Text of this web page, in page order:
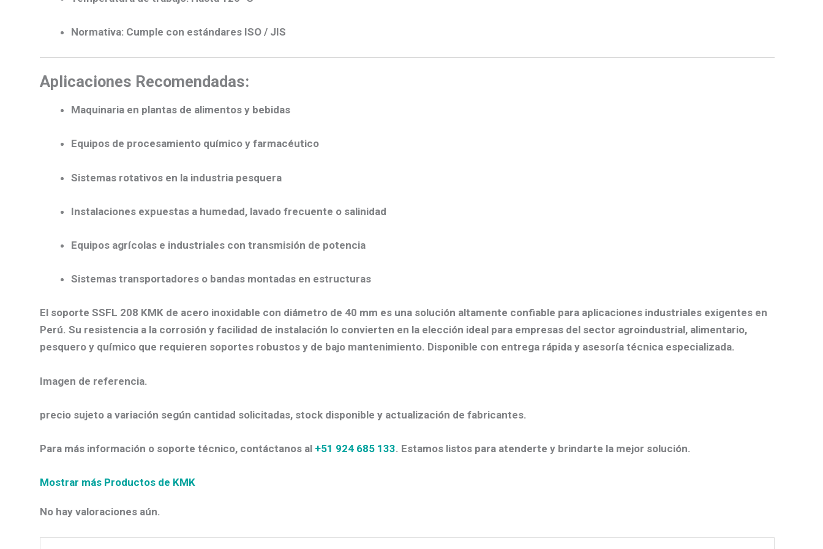
Normativa:Cumple con estándares ISO / JIS
Aplicaciones Recomendadas:
Maquinaria en plantas de alimentos y bebidas
Equipos de procesamiento químico y farmacéutico
Sistemas rotativos en la industria pesquera
Instalaciones expuestas a humedad, lavado frecuente o salinidad
Equipos agrícolas e industriales con transmisión de potencia
Sistemas transportadores o bandas montadas en estructuras
El soporte SSFL 208 KMK de acero inoxidable con diámetro de 40 mm es una solución altamente confiable para aplicaciones industriales exigentes en
Perú. Su resistencia a la corrosión y facilidad de instalación lo convierten en la elección ideal para empresas del sector agroindustrial, alimentario,
pesquero y químico que requieren soportes robustos y de bajo mantenimiento. Disponible con entrega rápida y asesoría técnica especializada.
Imagen de referencia.
precio sujeto a variación según cantidad solicitadas, stock disponible y actualización de fabricantes.
Para más información o soporte técnico, contáctanos al +51 924 685 133. Estamos listos para atenderte y brindarte la mejor solución.
Mostrar más Productos de KMK
No hay valoraciones aún.